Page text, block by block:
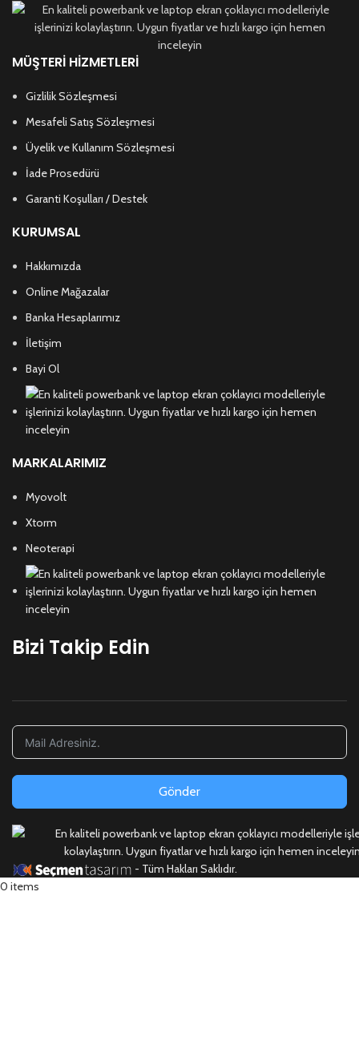
MÜŞTERI HIZMETLERI
Gizlilik Sözleşmesi
Mesafeli Satış Sözleşmesi
Üyelik ve Kullanım Sözleşmesi
İade Prosedürü
Garanti Koşulları / Destek
KURUMSAL
Hakkımızda
Online Mağazalar
Banka Hesaplarımız
İletişim
Bayi Ol
MARKALARIMIZ
Myovolt
Xtorm
Neoterapi
Bizi Takip Edin
Gönder
- Tüm Hakları Saklıdır.
0 items